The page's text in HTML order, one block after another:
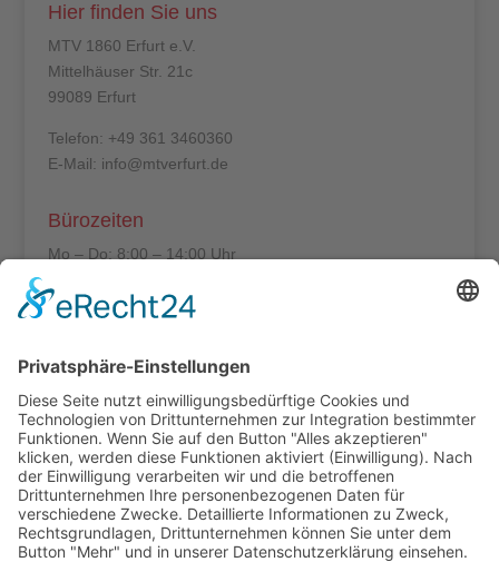
Hier finden Sie uns
MTV 1860 Erfurt e.V.
Mittelhäuser Str. 21c
99089 Erfurt
Telefon: +49 361 3460360
E-Mail: info@mtverfurt.de
Bürozeiten
Mo – Do: 8:00 – 14:00 Uhr
Fr: 8:00 – 12:00 Uhr
Termine außerhalb unserer Geschäftszeiten nur
nach Absprache.
Folgt uns auf facebook